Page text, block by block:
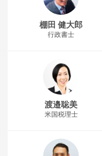
棚田 健大郎
行政書士
渡邉聡美
米国税理士